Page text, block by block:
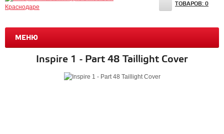
МЕНЮ
ТОВАРОВ: 0
Inspire 1 - Part 48 Taillight Cover